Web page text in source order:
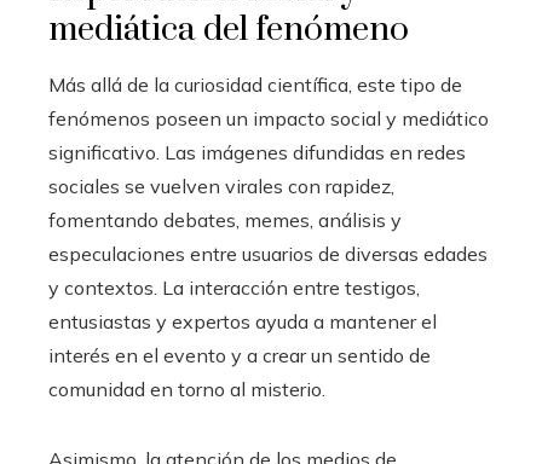
mediática del fenómeno
Más allá de la curiosidad científica, este tipo de
fenómenos poseen un impacto social y mediático
significativo. Las imágenes difundidas en redes
sociales se vuelven virales con rapidez,
fomentando debates, memes, análisis y
especulaciones entre usuarios de diversas edades
y contextos. La interacción entre testigos,
entusiastas y expertos ayuda a mantener el
interés en el evento y a crear un sentido de
comunidad en torno al misterio.